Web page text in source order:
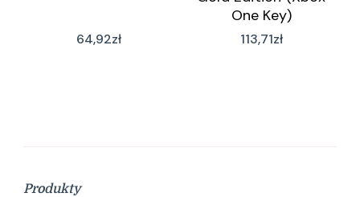
64,92zł
One Key)
113,71zł
Produkty